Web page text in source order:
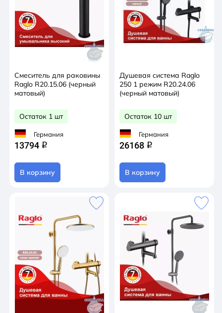
Смеситель для раковины
Raglo R20.15.06 (черный
матовый)
Остаток 1 шт
Германия
13794 q
В корзину
Душевая система Raglo
250 1 режим R20.24.06
(черный матовый)
Остаток 10 шт
Германия
26168 q
В корзину